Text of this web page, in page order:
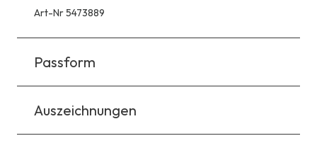
Art-Nr 5473889
Passform
Auszeichnungen